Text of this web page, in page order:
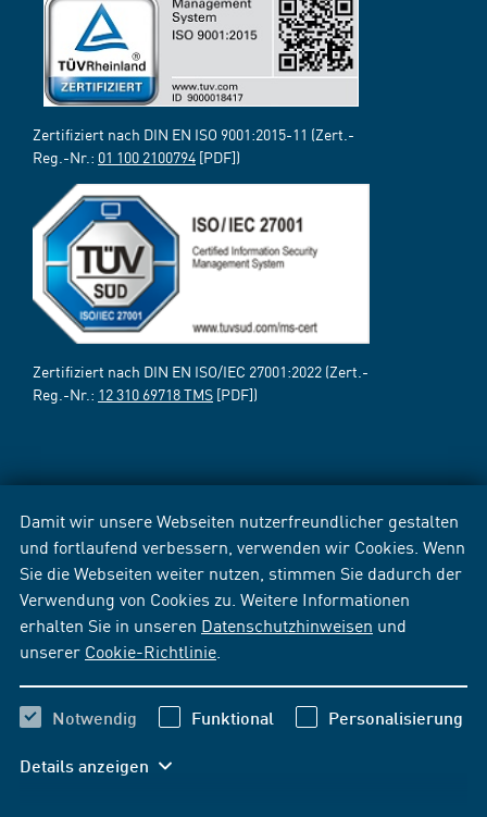
Damit wir unsere Webseiten nutzerfreundlicher gestalten
und fortlaufend verbessern, verwenden wir Cookies. Wenn
Sie die Webseiten weiter nutzen, stimmen Sie dadurch der
Verwendung von Cookies zu. Weitere Informationen
erhalten Sie in unseren Datenschutzhinweisen und
unserer Cookie-Richtlinie
Notwendig Funktional Personalisierung
Details anzeigen
Zertifiziert nach DIN EN ISO 9001:2015-11 (Zert.-
Reg.-Nr.: 01 100 2100794 [PDF])
Zertifiziert nach DIN EN ISO/IEC 27001:2022 (Zert.-
Reg.-Nr.: 12 310 69718 TMS [PDF])